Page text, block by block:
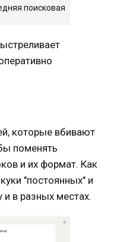
поисковая
которые вбивают
поменять
и их формат. Как
"постоянных" и
в разных местах.